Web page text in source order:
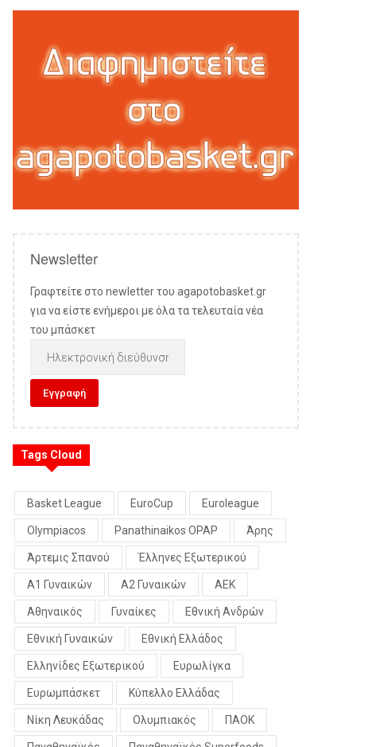
Newsletter
Γραφτείτε στο newletter του agapotobasket.gr
για να είστε ενήμεροι με όλα τα τελευταία νέα
του μπάσκετ
Tags Cloud
Basket League EuroCup Euroleague
Olympiacos Panathinaikos OPAP Άρης
Άρτεμις Σπανού Έλληνες Εξωτερικού
Α1 Γυναικών Α2 Γυναικών ΑΕΚ
Αθηναικός Γυναίκες Εθνική Ανδρών
Εθνική Γυναικών Εθνική Ελλάδος
Ελληνίδες Εξωτερικού Ευρωλίγκα
Ευρωμπάσκετ Κύπελλο Ελλάδας
Νίκη Λευκάδας Ολυμπιακός ΠΑΟΚ